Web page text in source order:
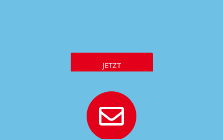
JETZT